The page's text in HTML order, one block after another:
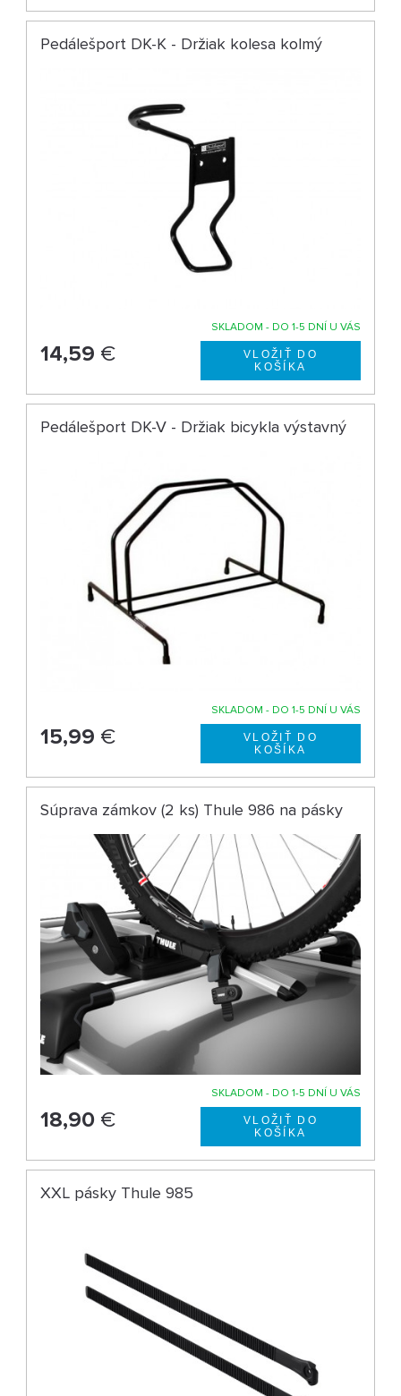
Pedálešport DK-K - Držiak kolesa kolmý
SKLADOM - DO 1-5 DNÍ U VÁS
14,59 €
Pedálešport DK-V - Držiak bicykla výstavný
SKLADOM - DO 1-5 DNÍ U VÁS
15,99 €
Súprava zámkov (2 ks) Thule 986 na pásky
SKLADOM - DO 1-5 DNÍ U VÁS
18,90 €
XXL pásky Thule 985